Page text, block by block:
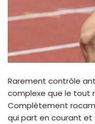
Rarement contrôle
complexe que le tout
Complètement
qui part en courant et